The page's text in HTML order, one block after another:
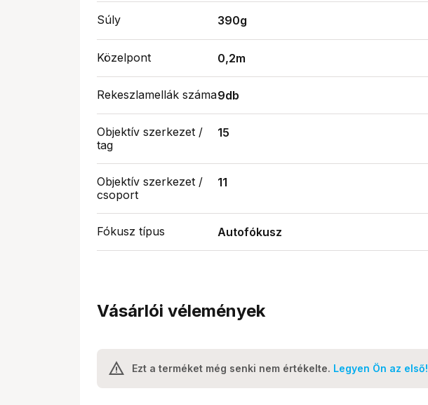
Súly 390g
Közelpont 0,2m
Rekeszlamellák száma9db
Objektív szerkezet /
tag
15
Objektív szerkezet /
csoport
11
Fókusz típus Autofókusz
Vásárlói vélemények
Ezt a terméket még senki nem értékelte. Legyen Ön az első!